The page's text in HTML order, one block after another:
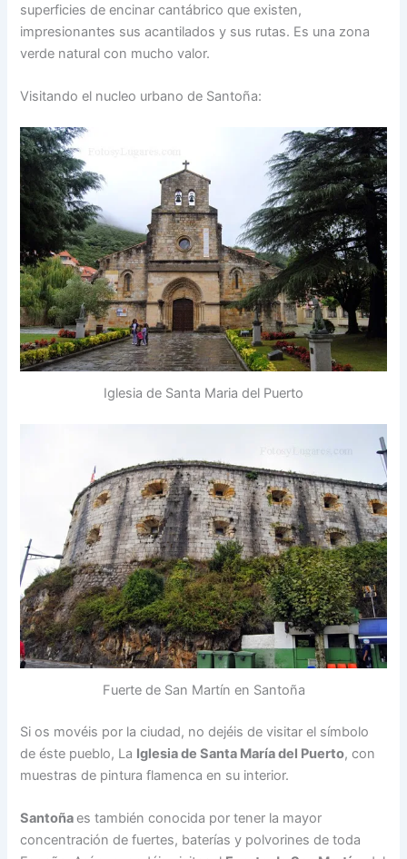
superficies de encinar cantábrico que existen,
impresionantes sus acantilados y sus rutas. Es una zona
verde natural con mucho valor.
Visitando el nucleo urbano de Santoña:
Iglesia de Santa Maria del Puerto
Fuerte de San Martín en Santoña
Si os movéis por la ciudad, no dejéis de visitar el símbolo
de éste pueblo, La Iglesia de Santa María del Puerto, con
muestras de pintura flamenca en su interior.
Santoñaes también conocida por tener la mayor
concentración de fuertes, baterías y polvorines de toda